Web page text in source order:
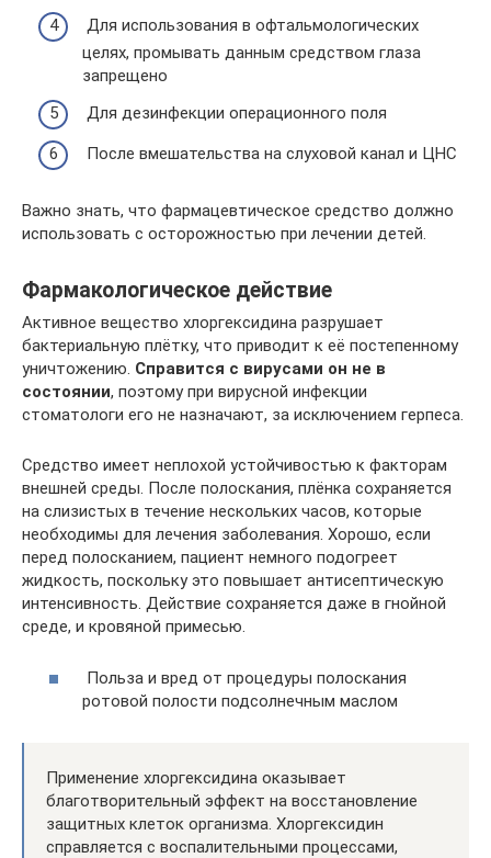
Для использования в офтальмологических
целях, промывать данным средством глаза
запрещено
Для дезинфекции операционного поля
После вмешательства на слуховой канал и ЦНС
Важно знать, что фармацевтическое средство должно
использовать с осторожностью при лечении детей.
Фармакологическое действие
Активное вещество хлоргексидина разрушает
бактериальную плётку, что приводит к её постепенному
уничтожению. Справится с вирусами он не в
состоянии, поэтому при вирусной инфекции
стоматологи его не назначают, за исключением герпеса.
Средство имеет неплохой устойчивостью к факторам
внешней среды. После полоскания, плёнка сохраняется
на слизистых в течение нескольких часов, которые
необходимы для лечения заболевания. Хорошо, если
перед полосканием, пациент немного подогреет
жидкость, поскольку это повышает антисептическую
интенсивность. Действие сохраняется даже в гнойной
среде, и кровяной примесью.
Польза и вред от процедуры полоскания
ротовой полости подсолнечным маслом
Применение хлоргексидина оказывает
благотворительный эффект на восстановление
защитных клеток организма. Хлоргексидин
справляется с воспалительными процессами,